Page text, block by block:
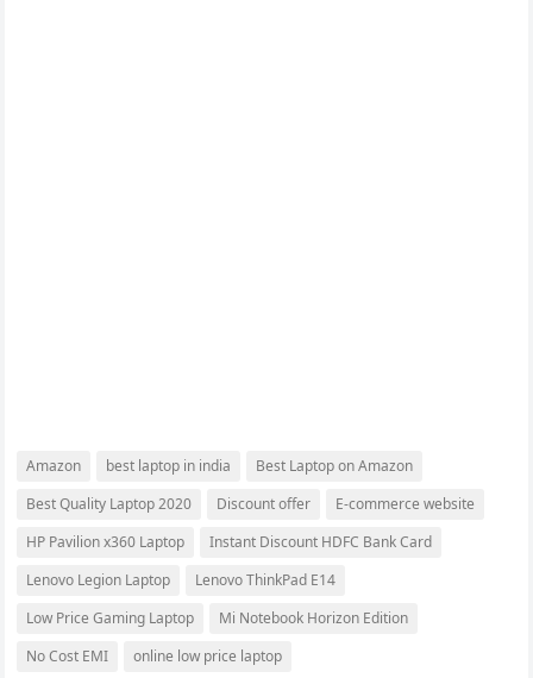
Amazon best laptop in india
Best Laptop on Amazon
Best Quality Laptop 2020
Discount offer
E-commerce website
HP Pavilion x360 Laptop
Instant Discount HDFC Bank Card
Lenovo Legion Laptop
Lenovo ThinkPad E14
Low Price Gaming Laptop
Mi Notebook Horizon Edition
No Cost EMI
online low price laptop